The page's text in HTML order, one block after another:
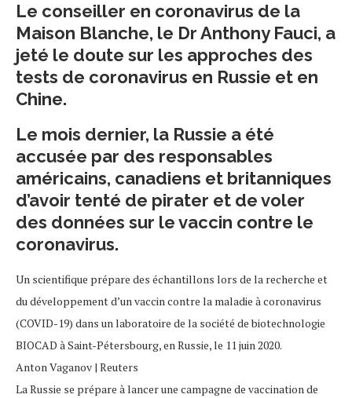
Le conseiller en coronavirus de la
Maison Blanche, le Dr Anthony Fauci, a
jeté le doute sur les approches des
tests de coronavirus en Russie et en
Chine.
Le mois dernier, la Russie a été
accusée par des responsables
américains, canadiens et britanniques
d’avoir tenté de pirater et de voler
des données sur le vaccin contre le
coronavirus.
Un scientifique prépare des échantillons lors de la recherche et
du développement d’un vaccin contre la maladie à coronavirus
(COVID-19) dans un laboratoire de la société de biotechnologie
BIOCAD à Saint-Pétersbourg, en Russie, le 11 juin 2020.
Anton Vaganov | Reuters
La Russie se prépare à lancer une campagne de vaccination de